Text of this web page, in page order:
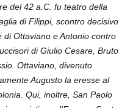
del 42 a.C. fu teatro della
di Filippi, scontro decisivo
di Ottaviano e Antonio contro
di Giulio Cesare, Bruto
Ottaviano, divenuto
Augusto la eresse al
Qui, inoltre, San Paolo